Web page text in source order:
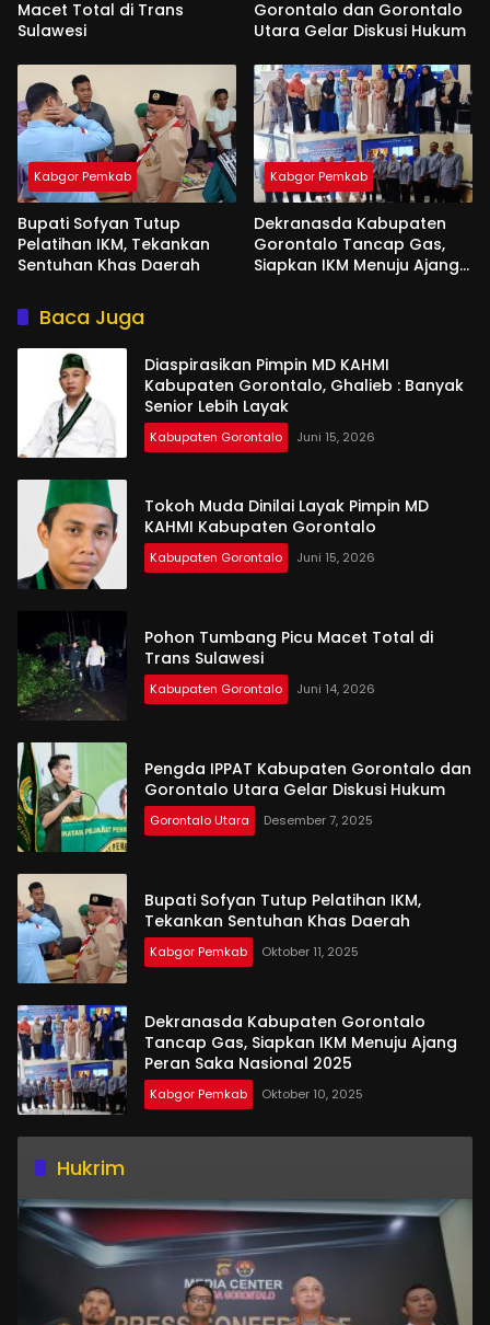
Macet Total di Trans
Sulawesi
Gorontalo dan Gorontalo
Utara Gelar Diskusi Hukum
Kabgor Pemkab
Bupati Sofyan Tutup
Pelatihan IKM, Tekankan
Sentuhan Khas Daerah
Kabgor Pemkab
Dekranasda Kabupaten
Gorontalo Tancap Gas,
Siapkan IKM Menuju Ajang
Baca Juga
Diaspirasikan Pimpin MD KAHMI
Kabupaten Gorontalo, Ghalieb : Banyak
Senior Lebih Layak
Kabupaten Gorontalo Juni 15, 2026
Tokoh Muda Dinilai Layak Pimpin MD
KAHMI Kabupaten Gorontalo
Kabupaten Gorontalo Juni 15, 2026
Pohon Tumbang Picu Macet Total di
Trans Sulawesi
Kabupaten Gorontalo Juni 14, 2026
Pengda IPPAT Kabupaten Gorontalo dan
Gorontalo Utara Gelar Diskusi Hukum
Gorontalo Utara Desember 7, 2025
Bupati Sofyan Tutup Pelatihan IKM,
Tekankan Sentuhan Khas Daerah
Kabgor Pemkab Oktober 11, 2025
Dekranasda Kabupaten Gorontalo
Tancap Gas, Siapkan IKM Menuju Ajang
Peran Saka Nasional 2025
Kabgor Pemkab Oktober 10, 2025
Hukrim